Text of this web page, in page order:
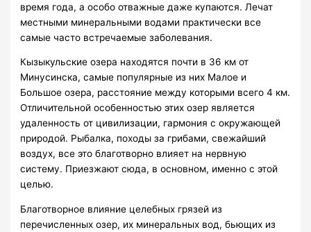
время года, а особо отважные даже купаются. Лечат
местными минеральными водами практически все
самые часто встречаемые заболевания.
Кызыкульские озера находятся почти в 36 км от
Минусинска, самые популярные из них Малое и
Большое озера, расстояние между которыми всего 4 км.
Отличительной особенностью этих озер является
удаленность от цивилизации, гармония с окружающей
природой. Рыбалка, походы за грибами, свежайший
воздух, все это благотворно влияет на нервную
систему. Приезжают сюда, в основном, именно с этой
целью.
Благотворное влияние целебных грязей из
перечисленных озер, их минеральных вод, бьющих из